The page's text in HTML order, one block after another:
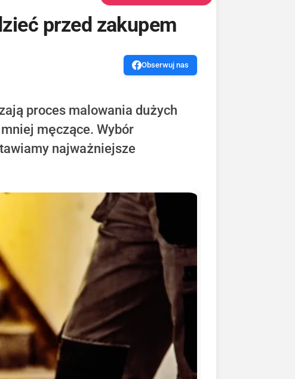
przed zakupem
Obserwuj nas
proces malowania dużych
męczące. Wybór
najważniejsze